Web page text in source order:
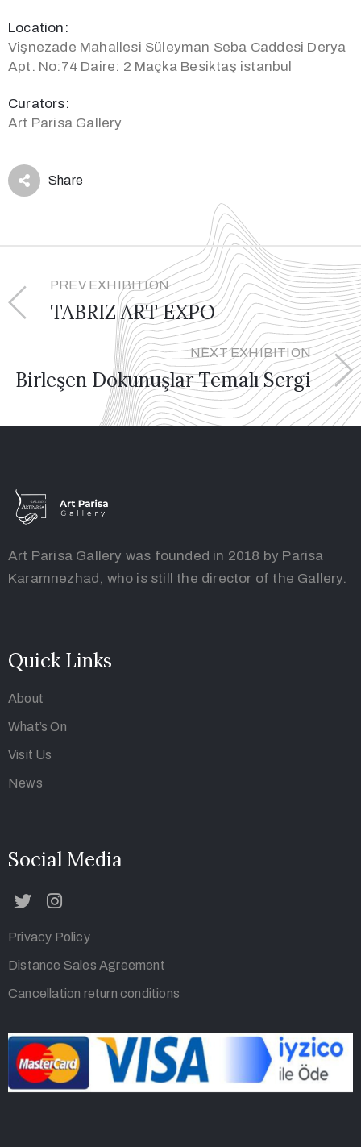
Location:
Vişnezade Mahallesi Süleyman Seba Caddesi Derya
Apt. No:74 Daire: 2 Maçka Besiktaş istanbul
Curators:
Art Parisa Gallery
Share
PREV EXHIBITION
TABRIZ ART EXPO
NEXT EXHIBITION
Birleşen Dokunuşlar Temalı Sergi
Art Parisa Gallery was founded in 2018 by Parisa
Karamnezhad, who is still the director of the Gallery.
Quick Links
About
What’s On
Visit Us
News
Social Media
Privacy Policy
Distance Sales Agreement
Cancellation return conditions